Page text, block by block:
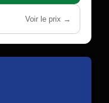
Voir le prix →